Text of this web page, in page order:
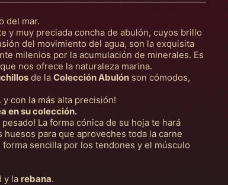
del mar.
y muy preciada concha de abulón, cuyos brillo
del movimiento del agua, son la exquisita
milenios por la acumulación de minerales. Es
nos ofrece la naturaleza marina.
de la Colección Abulónson cómodos,
con la más alta precisión!
en su colección.
pesado! La forma cónica de su hoja te hará
para que aproveches toda la carne
sencilla por los tendones y el músculo
y la rebana.